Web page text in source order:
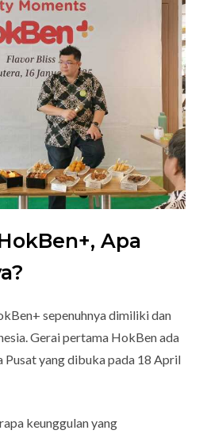
Apa
sepenuhnya dimiliki dan
Gerai pertama HokBen ada
Pusat yang dibuka pada 18 April
keunggulan yang